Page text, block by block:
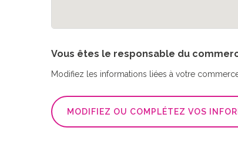
Vous êtes le responsable du
Modifiez les informations liées à votre
MODIFIEZ OU COMPLÉTEZ VOS